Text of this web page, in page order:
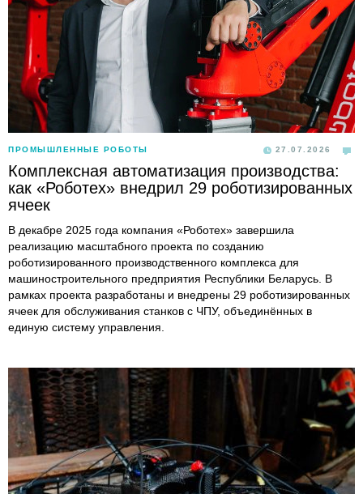
ПРОМЫШЛЕННЫЕ РОБОТЫ 27.07.2026
Комплексная автоматизация производства:
как «Роботех» внедрил 29 роботизированных
ячеек
В декабре 2025 года компания «Роботех» завершила
реализацию масштабного проекта по созданию
роботизированного производственного комплекса для
машиностроительного предприятия Республики Беларусь. В
рамках проекта разработаны и внедрены 29 роботизированных
ячеек для обслуживания станков с ЧПУ, объединённых в
единую систему управления.